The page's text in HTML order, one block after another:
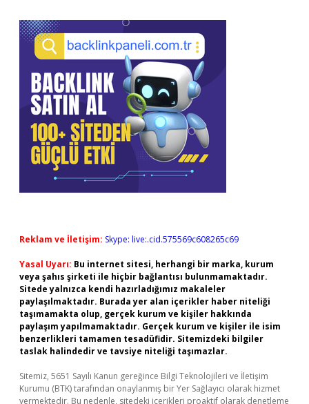
Reklam ve İletişim: Skype: live:.cid.575569c608265c69
Yasal Uyarı: Bu internet sitesi, herhangi bir marka, kurum
veya şahıs şirketi ile hiçbir bağlantısı bulunmamaktadır.
Sitede yalnızca kendi hazırladığımız makaleler
paylaşılmaktadır. Burada yer alan içerikler haber niteliği
taşımamakta olup, gerçek kurum ve kişiler hakkında
paylaşım yapılmamaktadır. Gerçek kurum ve kişiler ile isim
benzerlikleri tamamen tesadüfidir. Sitemizdeki bilgiler
taslak halindedir ve tavsiye niteliği taşımazlar.
Sitemiz, 5651 Sayılı Kanun gereğince Bilgi Teknolojileri ve İletişim
Kurumu (BTK) tarafından onaylanmış bir Yer Sağlayıcı olarak hizmet
vermektedir. Bu nedenle, sitedeki içerikleri proaktif olarak denetleme